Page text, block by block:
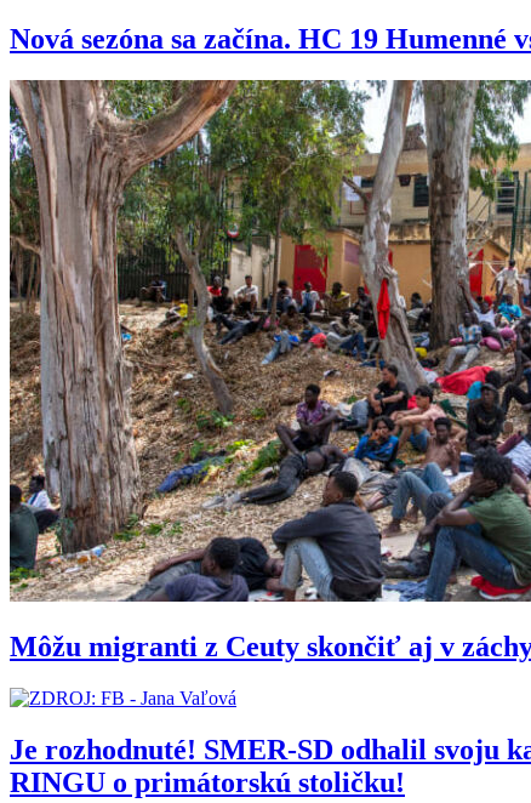
Nová sezóna sa začína. HC 19
Môžu migranti z Ceuty skončiť aj v
Je rozhodnuté! SMER-SD odhalil svoju
RINGU o primátorskú stoličku!